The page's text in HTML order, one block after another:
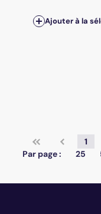
Ajouter à la
1
Par page :
25